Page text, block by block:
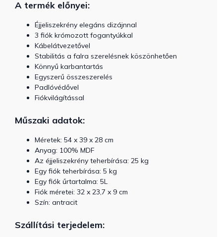
A termék előnyei:
Éjjeliszekrény elegáns dizájnnal
3 fiók krómozott fogantyúkkal
Kábelátvezetővel
Stabilitás a falra szerelésnek köszönhetően
Könnyű karbantartás
Egyszerű összeszerelés
Padlóvédővel
Fiókvilágítással
Műszaki adatok:
Méretek: 54 x 39 x 28 cm
Anyag: 100% MDF
Az éjjeliszekrény teherbírása: 25 kg
Egy fiók teherbírása: 5 kg
Egy fiók űrtartalma: 5L
Fiók méretei: 32 x 23,7 x 9 cm
Szín: antracit
Szállítási terjedelem: